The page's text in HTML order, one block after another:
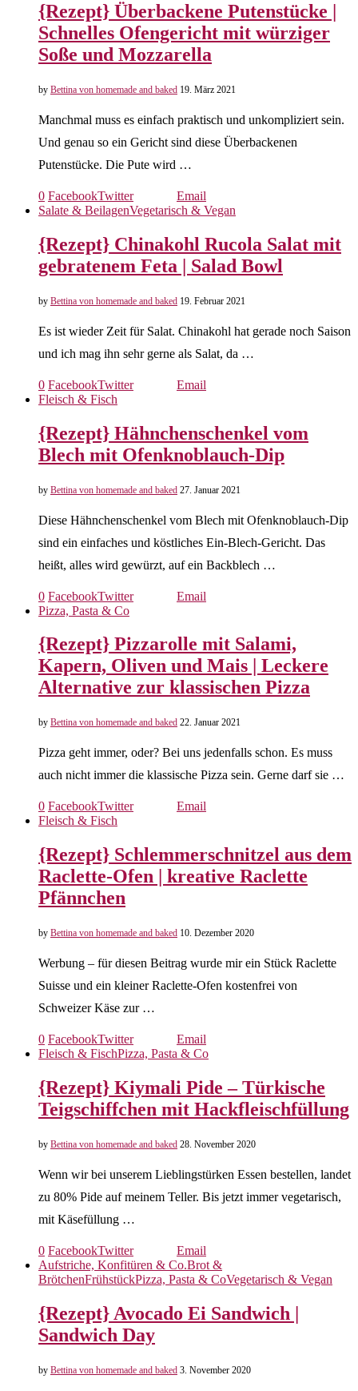
{Rezept} Überbackene Putenstücke |
Schnelles Ofengericht mit würziger
Soße und Mozzarella
by Bettina von homemade and baked 19. März 2021
Manchmal muss es einfach praktisch und unkompliziert sein.
Und genau so ein Gericht sind diese Überbackenen
Putenstücke. Die Pute wird …
0 FacebookTwitter
Email
Salate & BeilagenVegetarisch & Vegan
{Rezept} Chinakohl Rucola Salat mit
gebratenem Feta | Salad Bowl
by Bettina von homemade and baked 19. Februar 2021
Es ist wieder Zeit für Salat. Chinakohl hat gerade noch Saison
und ich mag ihn sehr gerne als Salat, da …
0 FacebookTwitter
Email
Fleisch & Fisch
{Rezept} Hähnchenschenkel vom
Blech mit Ofenknoblauch-Dip
by Bettina von homemade and baked 27. Januar 2021
Diese Hähnchenschenkel vom Blech mit Ofenknoblauch-Dip
sind ein einfaches und köstliches Ein-Blech-Gericht. Das
heißt, alles wird gewürzt, auf ein Backblech …
0 FacebookTwitter
Email
Pizza, Pasta & Co
{Rezept} Pizzarolle mit Salami,
Kapern, Oliven und Mais | Leckere
Alternative zur klassischen Pizza
by Bettina von homemade and baked 22. Januar 2021
Pizza geht immer, oder? Bei uns jedenfalls schon. Es muss
auch nicht immer die klassische Pizza sein. Gerne darf sie …
0 FacebookTwitter
Email
Fleisch & Fisch
{Rezept} Schlemmerschnitzel aus dem
Raclette-Ofen | kreative Raclette
Pfännchen
by Bettina von homemade and baked 10. Dezember 2020
Werbung – für diesen Beitrag wurde mir ein Stück Raclette
Suisse und ein kleiner Raclette-Ofen kostenfrei von
Schweizer Käse zur …
0 FacebookTwitter
Email
Fleisch & FischPizza, Pasta & Co
{Rezept} Kiymali Pide – Türkische
Teigschiffchen mit Hackfleischfüllung
by Bettina von homemade and baked 28. November 2020
Wenn wir bei unserem Lieblingstürken Essen bestellen, landet
zu 80% Pide auf meinem Teller. Bis jetzt immer vegetarisch,
mit Käsefüllung …
0 FacebookTwitter
Email
Aufstriche, Konfitüren & Co.Brot &
BrötchenFrühstückPizza, Pasta & CoVegetarisch & Vegan
{Rezept} Avocado Ei Sandwich |
Sandwich Day
by Bettina von homemade and baked 3. November 2020